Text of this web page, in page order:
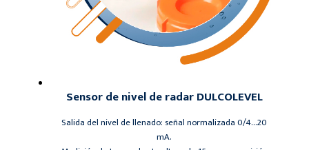
Sensor de nivel de radar DULCOLEVEL
Salida del nivel de llenado: señal normalizada 0/4…20
mA.